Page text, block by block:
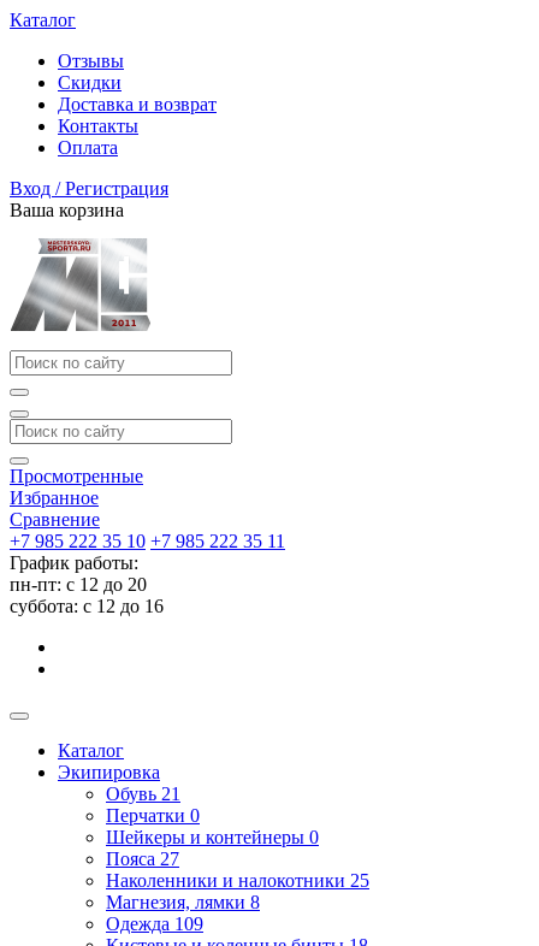
Каталог
Отзывы
Скидки
Доставка и возврат
Контакты
Оплата
Вход / Регистрация
Ваша корзина
Просмотренные
Избранное
Сравнение
+7 985 222 35 10 +7 985 222 35 11
График работы:
пн-пт: с 12 до 20
суббота: c 12 до 16
Каталог
Экипировка
Обувь 21
Перчатки 0
Шейкеры и контейнеры 0
Пояса 27
Наколенники и налокотники 25
Магнезия, лямки 8
Одежда 109